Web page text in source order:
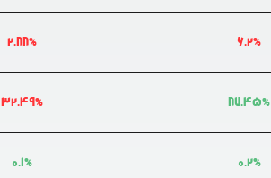
2.88% 6.2%
32.49% 87.45%
0.1% 0.2%